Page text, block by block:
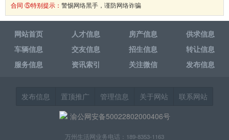
合同 ⑤特别提示： 警惕网络黑手，谨防网络诈骗
网站首页 人才信息 房产信息
供求信息
车辆信息
交友信息 招生信息
转让信息
服务信息
资讯索引 关注微信 发布信息
发布信息 置顶推广 管理信息 关于网站
联系网站
渝公网安备50022802000406号
万州生活网业务电话：189-8353-1163